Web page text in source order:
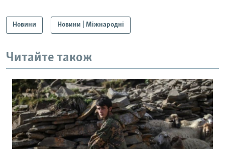
Новини Новини | Міжнародні
Читайте також